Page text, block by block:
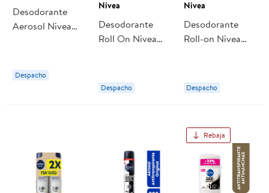
Desodorante
Aerosol Nivea
Fresh Hombre
Despacho
Nivea
Desodorante
Roll On Nivea
Mujer
Despacho
Nivea
Desodorante
Roll-on Nivea
Despacho
Rebaja